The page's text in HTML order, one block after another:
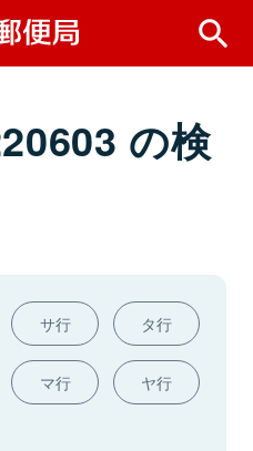
の検
サ行 タ行
マ行 ヤ行